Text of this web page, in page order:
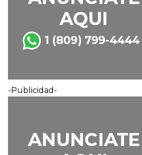
-Publicidad-